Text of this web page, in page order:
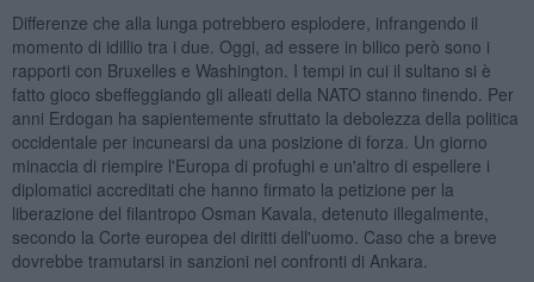
Differenze che alla lunga potrebbero esplodere, infrangendo il
momento di idillio tra i due. Oggi, ad essere in bilico però sono i
rapporti con Bruxelles e Washington. I tempi in cui il sultano si è
fatto gioco sbeffeggiando gli alleati della NATO stanno finendo. Per
anni Erdogan ha sapientemente sfruttato la debolezza della politica
occidentale per incunearsi da una posizione di forza. Un giorno
minaccia di riempire l'Europa di profughi e un'altro di espellere i
diplomatici accreditati che hanno firmato la petizione per la
liberazione del filantropo Osman Kavala, detenuto illegalmente,
secondo la Corte europea dei diritti dell'uomo. Caso che a breve
dovrebbe tramutarsi in sanzioni nei confronti di Ankara.